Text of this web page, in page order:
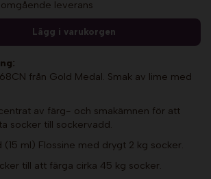
leverans
Lägg i varukorgen
från Gold Medal. Smak av lime med
av färg- och smakämnen för att
socker till sockervadd.
(15 ml) Flossine med drygt 2 kg socker.
till att färga cirka 45 kg socker.